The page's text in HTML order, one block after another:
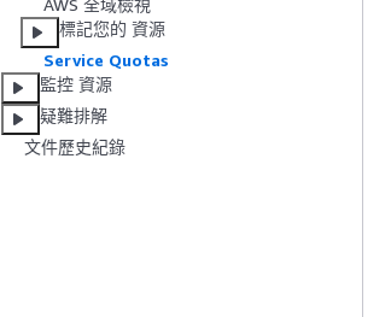
AWS 全域檢視
標記您的 資源
Service Quotas
監控 資源
疑難排解
文件歷史紀錄